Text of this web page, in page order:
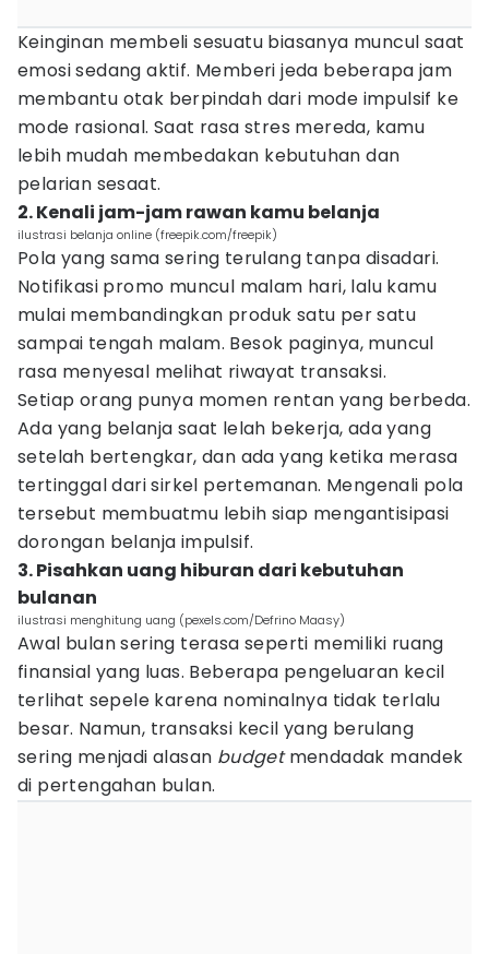
Keinginan membeli sesuatu biasanya muncul saat
emosi sedang aktif. Memberi jeda beberapa jam
membantu otak berpindah dari mode impulsif ke
mode rasional. Saat rasa stres mereda, kamu
lebih mudah membedakan kebutuhan dan
pelarian sesaat.
2. Kenali jam-jam rawan kamu belanja
ilustrasi belanja online (freepik.com/freepik)
Pola yang sama sering terulang tanpa disadari.
Notifikasi promo muncul malam hari, lalu kamu
mulai membandingkan produk satu per satu
sampai tengah malam. Besok paginya, muncul
rasa menyesal melihat riwayat transaksi.
Setiap orang punya momen rentan yang berbeda.
Ada yang belanja saat lelah bekerja, ada yang
setelah bertengkar, dan ada yang ketika merasa
tertinggal dari sirkel pertemanan. Mengenali pola
tersebut membuatmu lebih siap mengantisipasi
dorongan belanja impulsif.
3. Pisahkan uang hiburan dari kebutuhan
bulanan
ilustrasi menghitung uang (pexels.com/Defrino Maasy)
Awal bulan sering terasa seperti memiliki ruang
finansial yang luas. Beberapa pengeluaran kecil
terlihat sepele karena nominalnya tidak terlalu
besar. Namun, transaksi kecil yang berulang
sering menjadi alasan budgetmendadak mandek
di pertengahan bulan.